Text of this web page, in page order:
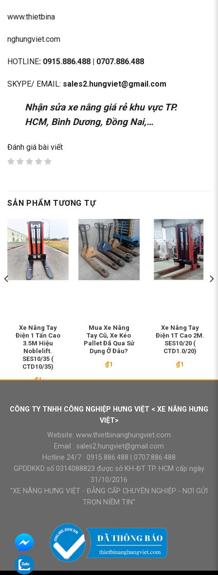
www.thietbina
nghungviet.com
HOTLINE: 0915.886.488 | 0707.886.488
SKYPE/ EMAIL: sales2.hungviet@gmail.com
Nhận sửa xe nâng giá rẻkhu vực TP.
HCM, Bình Dương, Đồng Nai,…
Đánh giá bài viết
SẢN PHẨM TƯƠNG TỰ
Xe Nâng Tay
Điện 1 Tấn Cao
3.5M Hiệu
Noblelift.
SES10/35 (
CTD10/35)
₫1
Mua Xe Nâng
Tay Cũ, Xe Kéo
Pallet Đã Qua Sử
Dụng Ở Đâu?
₫1
Xe Nâng Tay
Điện 1T Cao 2M.
SES10/20 (
CTD1.0/20)
₫1
CÔNG TY TNHH CÔNG NGHIỆP HƯNG VIỆT < XE NÂNG HƯNG
VIỆT>
Website: www.thietbinanghungviet.com
Email : sales2.hungviet@gmail.com
Hotline 24/7 : 0915.886.488
0707.886.488
GPDDKKD số 0314088823 được sở KH-ĐT TP. HCM cấp ngày
31/10/2016
"XE NÂNG HƯNG VIỆT - ĐẲNG CẤP CHUYÊN NGHIỆP - NƠI GỬI
TRỌN NIỀM TIN"